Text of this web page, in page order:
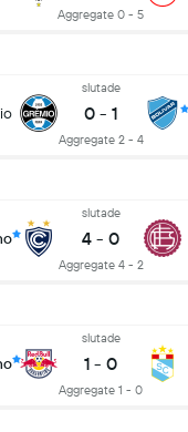
Aggregate 0 - 5
slutade
0 - 1
Aggregate 2 - 4
slutade
4 - 0
Aggregate 4 - 2
slutade
1 - 0
Aggregate 1 - 0